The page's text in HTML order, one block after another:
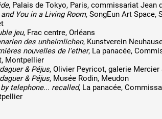
, Palais de Tokyo, Paris, commissariat Jean
You in a Living Room, SongEun Art Space,
jeu, Frac centre, Orléans
des unheimlichen, Kunstverein
nouvelles de l'ether, La panacée,
Montpellier
& Péjus, Olivier Peyricot, galerie
& Péjus, Musée Rodin, Meudon
telephone... recalled, La panacée,